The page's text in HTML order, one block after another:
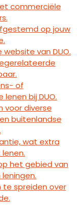
commerciële
op jouw
van DUO.
of
bij DUO.
voor diverse
buitenlandse
wat extra
het gebied van
te spreiden over